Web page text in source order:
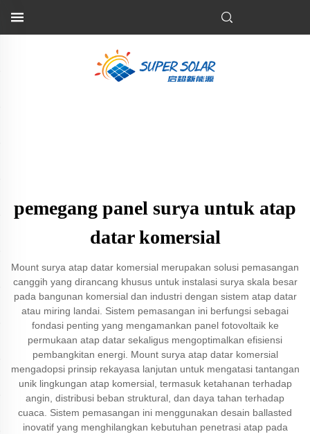
pemegang panel surya untuk atap
datar komersial
Mount surya atap datar komersial merupakan solusi pemasangan
canggih yang dirancang khusus untuk instalasi surya skala besar
pada bangunan komersial dan industri dengan sistem atap datar
atau miring landai. Sistem pemasangan ini berfungsi sebagai
fondasi penting yang mengamankan panel fotovoltaik ke
permukaan atap datar sekaligus mengoptimalkan efisiensi
pembangkitan energi. Mount surya atap datar komersial
mengadopsi prinsip rekayasa lanjutan untuk mengatasi tantangan
unik lingkungan atap komersial, termasuk ketahanan terhadap
angin, distribusi beban struktural, dan daya tahan terhadap
cuaca. Sistem pemasangan ini menggunakan desain ballasted
inovatif yang menghilangkan kebutuhan penetrasi atap pada